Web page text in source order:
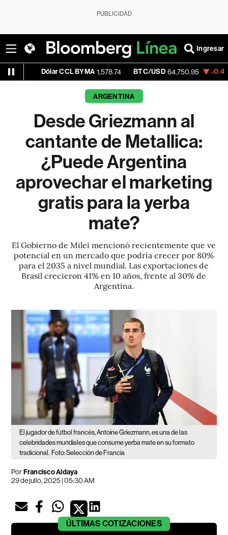
PUBLICIDAD
Ingresar
Dólar CCL BYMA 1,578.74 BTC/USD 64,750.95 -0.44% ETH/
ARGENTINA
Desde Griezmann al
cantante de Metallica:
¿Puede Argentina
aprovechar el marketing
gratis para la yerba
mate?
El Gobierno de Milei mencionó recientemente que ve
potencial en un mercado que podría crecer por 80%
para el 2035 a nivel mundial. Las exportaciones de
Brasil crecieron 41% en 10 años, frente al 30% de
Argentina.
El jugador de fútbol francés, Antoine Griezmann, es una de las
celebridades mundiales que consume yerba mate en su formato
tradicional. Foto: Selección de Francia
PorFrancisco Aldaya
29 de julio, 2025 | 05:30 AM
ÚLTIMAS COTIZACIONES